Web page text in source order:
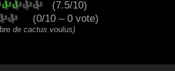
(7.5/10)
(0/10 – 0 vote)
de cactus voulus)